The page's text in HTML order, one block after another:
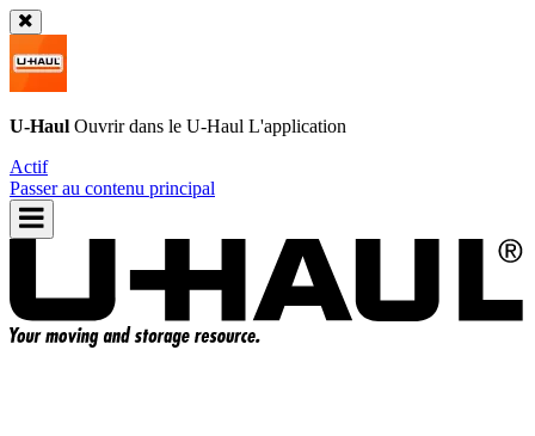
U-Haul Ouvrir dans le U-Haul L'application
Actif
Passer au contenu principal